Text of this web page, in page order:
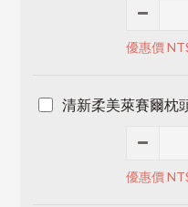
優惠價
清新柔美萊賽爾枕
優惠價